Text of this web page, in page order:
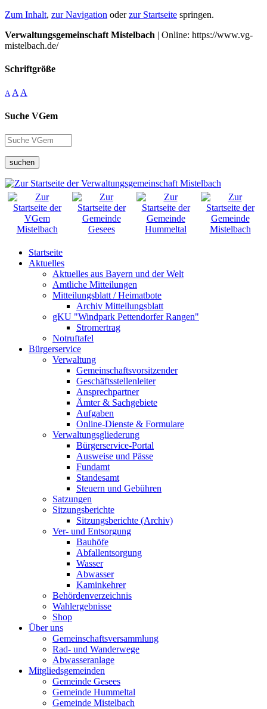
Zum Inhalt, zur Navigation oderzur Startseite springen.
Verwaltungsgemeinschaft Mistelbach | Online: https://www.vg-
mistelbach.de/
Schriftgröße
A A A
Suche VGem
suchen
Startseite
Aktuelles
Aktuelles aus Bayern und der Welt
Amtliche Mitteilungen
Mitteilungsblatt / Heimatbote
Archiv Mitteilungsblatt
gKU "Windpark Pettendorfer Rangen"
Stromertrag
Notruftafel
Bürgerservice
Verwaltung
Gemeinschaftsvorsitzender
Geschäftsstellenleiter
Ansprechpartner
Ämter & Sachgebiete
Aufgaben
Online-Dienste & Formulare
Verwaltungsgliederung
Bürgerservice-Portal
Ausweise und Pässe
Fundamt
Standesamt
Steuern und Gebühren
Satzungen
Sitzungsberichte
Sitzungsberichte (Archiv)
Ver- und Entsorgung
Bauhöfe
Abfallentsorgung
Wasser
Abwasser
Kaminkehrer
Behördenverzeichnis
Wahlergebnisse
Shop
Über uns
Gemeinschaftsversammlung
Rad- und Wanderwege
Abwasseranlage
Mitgliedsgemeinden
Gemeinde Gesees
Gemeinde Hummeltal
Gemeinde Mistelbach